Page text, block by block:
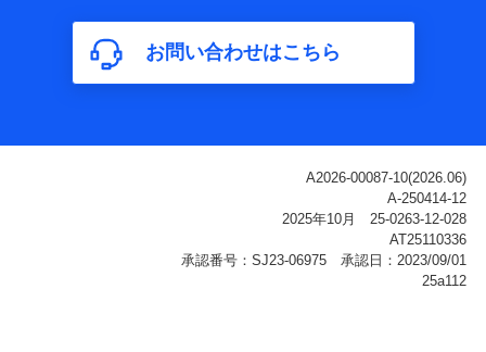
構成、住所、dポイント残高、dポイント利用履歴などが
含まれます。
利用情報
ご契約状態・ご利用履歴インターネット利用時の行動に
関する情報、アプリケーション利用時の行動に関する情
報、購入されたサービスや商品の名称・購入場所・決済
に関する情報、アンケートの回答に関する情報などが含
お問い合わせはこちら